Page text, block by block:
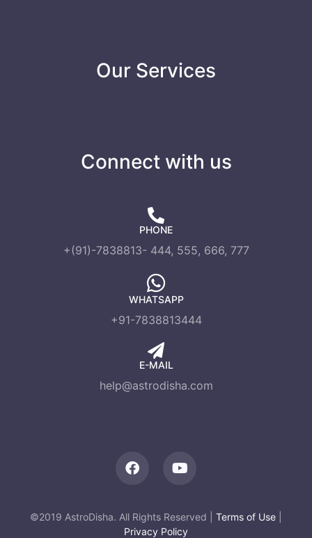
Our Services
Connect with us
PHONE
+(91)-7838813- 444, 555, 666, 777
WHATSAPP
+91-7838813444
E-MAIL
help@astrodisha.com
©2019 AstroDisha. All Rights Reserved | Terms of Use
Privacy Policy